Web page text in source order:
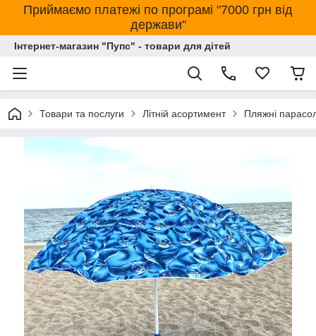
Приймаємо платежі по програмі "7000 грн від
держави"
Інтернет-магазин "Пупс" - товари для дітей
Товари та послуги Літній асортимент Пляжні